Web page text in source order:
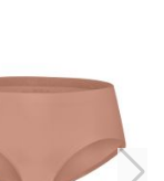
Niet op voorraad